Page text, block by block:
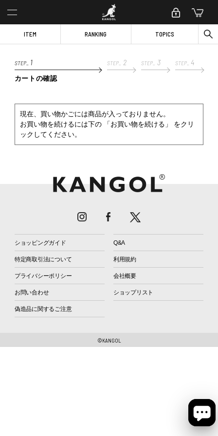
ITEM RANKING TOPICS
STEP_ 1
カートの確認
STEP_ 2 STEP_ 3 STEP_ 4
現在、買い物かごには商品が入っておりません。
お買い物を続けるには下の 「お買い物を続ける」 をクリ
ックしてください。
ショッピングガイド Q&A
特定商取引法について 利用規約
プライバシーポリシー 会社概要
お問い合わせ ショップリスト
偽造品に関するご注意
©KANGOL